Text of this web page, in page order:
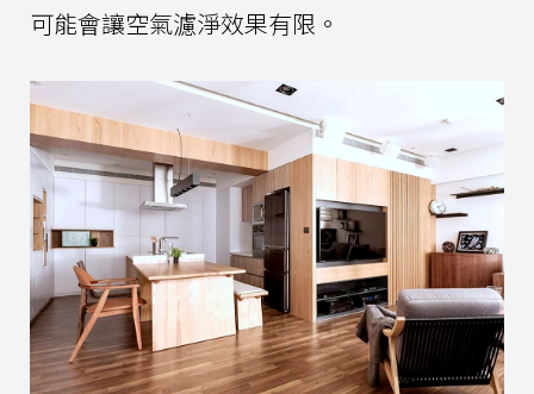
可能會讓空氣濾淨效果有限。